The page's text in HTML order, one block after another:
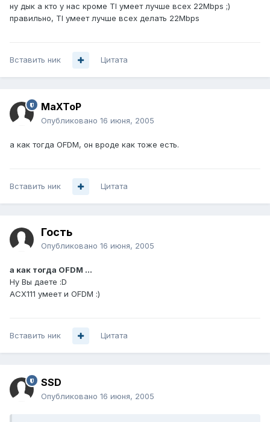
ну дык а кто у нас кроме TI умеет лучше всех 22Mbps ;)
правильно, TI умеет лучше всех делать 22Mbps
Вставить ник Цитата
MaXToP
Опубликовано 16 июня, 2005
а как тогда OFDM, он вроде как тоже есть.
Вставить ник Цитата
Гость
Опубликовано 16 июня, 2005
а как тогда OFDM ...
Ну Вы даете :D
АСХ111 умеет и OFDM :)
Вставить ник Цитата
SSD
Опубликовано 16 июня, 2005